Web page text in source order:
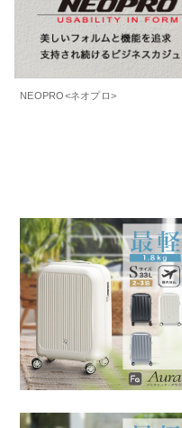
NEOPRO<ネオプロ>